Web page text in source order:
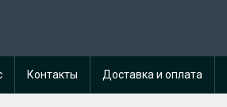
Контакты Доставка и оплата